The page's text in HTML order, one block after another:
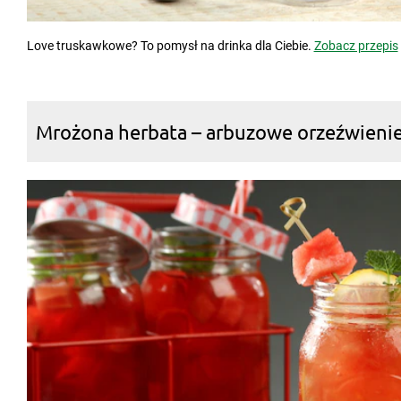
Love truskawkowe? To pomysł na drinka dla Ciebie. Zobacz przepis
Mrożona herbata – arbuzowe